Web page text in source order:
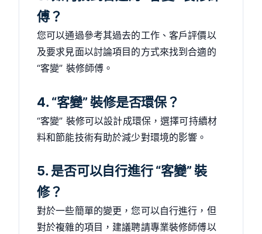
傅？
您可以通過參考其過去的工作、客戶評價以
及要求見面以討論項目的方式來找到合適的
“客變” 裝修師傅。
4. “客變” 裝修是否環保？
“客變” 裝修可以設計成環保，選擇可持續材
料和節能技術有助於減少對環境的影響。
5. 是否可以自行進行 “客變” 裝
修？
對於一些簡單的變更，您可以自行進行，但
對於複雜的項目，建議聘請專業裝修師傅以